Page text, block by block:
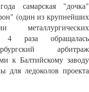
самарская "дочка"
(один из крупнейших
4 раза обращалась
арбитраж
к Балтийскому заводу
для ледоколов проекта